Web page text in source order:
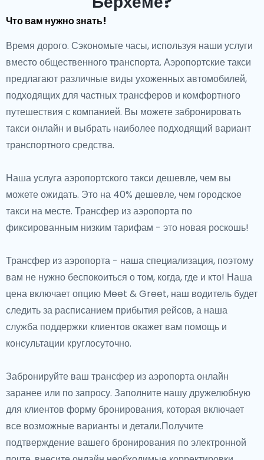
Что вам нужно знать!
Время дорого. Сэкономьте часы, используя наши услуги
вместо общественного транспорта. Аэропортские такси
предлагают различные виды ухоженных автомобилей,
подходящих для частных трансферов и комфортного
путешествия с компанией. Вы можете забронировать
такси онлайн и выбрать наиболее подходящий вариант
транспортного средства.
Наша услуга аэропортского такси дешевле, чем вы
можете ожидать. Это на 40% дешевле, чем городское
такси на месте. Трансфер из аэропорта по
фиксированным низким тарифам - это новая роскошь!
Трансфер из аэропорта - наша специализация, поэтому
вам не нужно беспокоиться о том, когда, где и кто! Наша
цена включает опцию Meet & Greet, наш водитель будет
следить за расписанием прибытия рейсов, а наша
служба поддержки клиентов окажет вам помощь и
консультации круглосуточно.
Забронируйте ваш трансфер из аэропорта онлайн
заранее или по запросу. Заполните нашу дружелюбную
для клиентов форму бронирования, которая включает
все возможные варианты и детали.Получите
подтверждение вашего бронирования по электронной